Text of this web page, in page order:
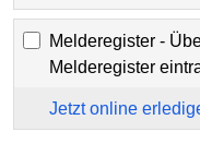
Melderegister -
Melderegister
Jetzt online